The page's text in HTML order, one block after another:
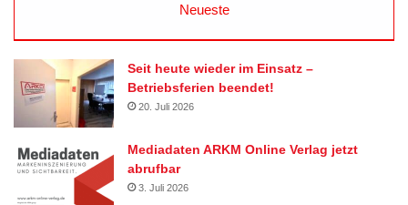
Neueste
Seit heute wieder im Einsatz –
Betriebsferien beendet!
20. Juli 2026
Mediadaten ARKM Online Verlag jetzt
abrufbar
3. Juli 2026